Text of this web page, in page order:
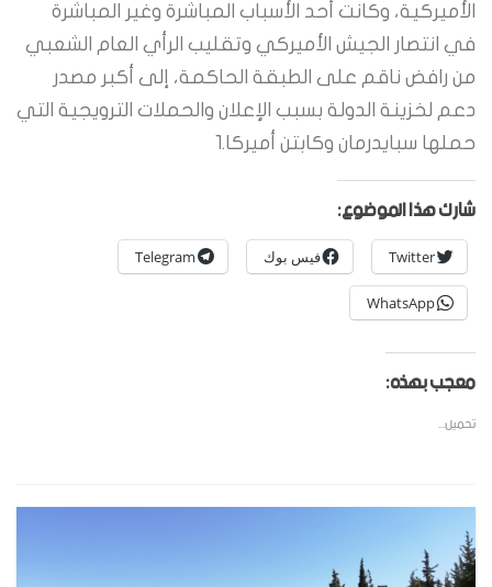
الأميركية، وكانت أحد الأسباب المباشرة وغير المباشرة
في انتصار الجيش الأميركي وتقليب الرأي العام الشعبي
من رافض ناقم على الطبقة الحاكمة، إلى أكبر مصدر
دعم لخزينة الدولة بسبب الإعلان والحملات الترويجية التي
حملها سبايدرمان وكابتن أميركا.1
شارك هذا الموضوع:
Twitter فيس بوك Telegram
WhatsApp
معجب بهذه:
تحميل...